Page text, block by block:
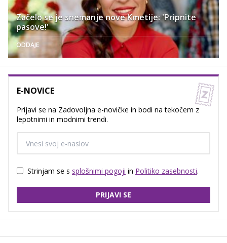
Začelo se je snemanje nove Kmetije: 'Pripnite
pasove!'
ODDAJE
E-NOVICE
Prijavi se na Zadovoljna e-novičke in bodi na tekočem z
lepotnimi in modnimi trendi.
Strinjam se s splošnimi pogoji in Politiko zasebnosti.
PRIJAVI SE